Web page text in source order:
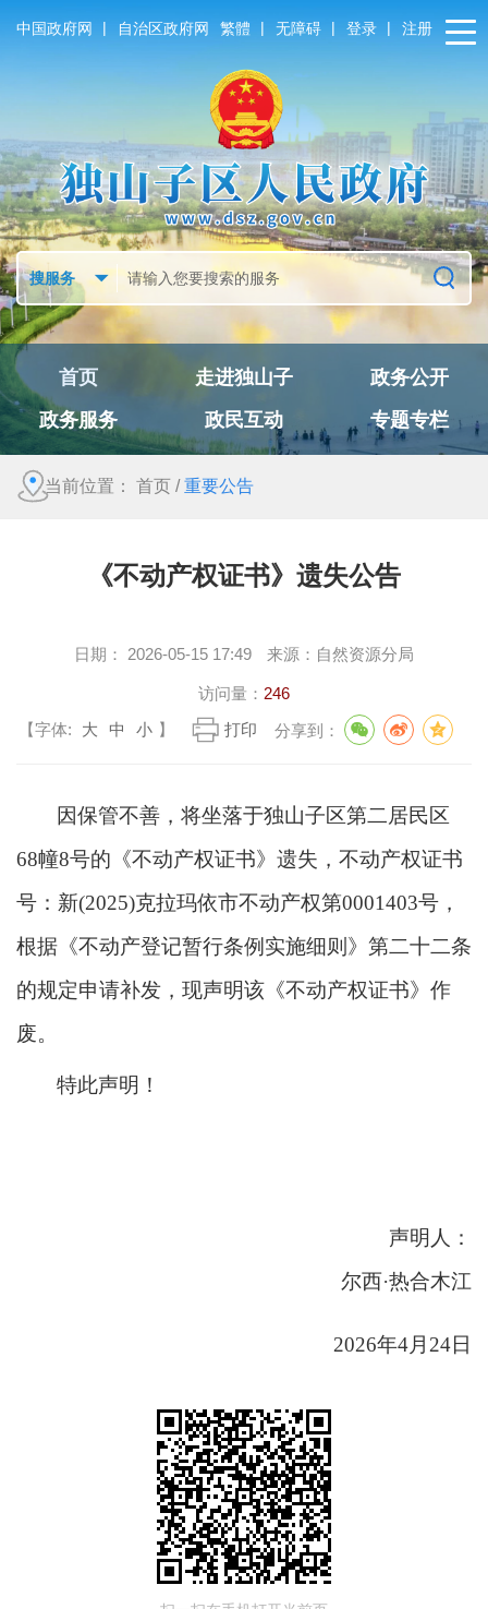
中国政府网 | 自治区政府网 繁體 | 无障碍 | 登录 | 注册
首页 走进独山子
政务公开
政务服务
政民互动 专题专栏
当前位置： 首页 /重要公告
《不动产权证书》遗失公告
日期： 2026-05-15 17:49 来源： 自然资源分局
访问量： 246
【字体:
大 中 小 】 打印 分享到：
因保管不善，将坐落于独山子区第二居民区
68幢8号的《不动产权证书》遗失，不动产权证书
号：新(2025)克拉玛依市不动产权第0001403号，
根据《不动产登记暂行条例实施细则》第二十二条
的规定申请补发，现声明该《不动产权证书》作
废。
特此声明！
声明人：
尔西·热合木江
2026年4月24日